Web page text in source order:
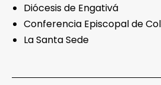
Diócesis de Engativá
Conferencia Episcopal de
La Santa Sede